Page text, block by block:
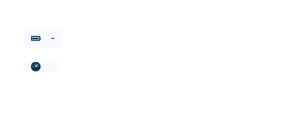
-